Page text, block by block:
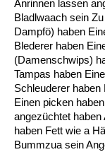
Anrinnen lassen
Bladlwaach sein
Dampfö) haben
Blederer haben
(Damenschwips)
Tampas haben
Schleuderer
Einen picken
angezüchtet haben
haben Fett wie a
Bummzua sein